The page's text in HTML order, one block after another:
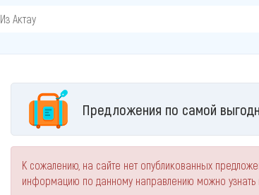
Из Актау
Предложения по самой
К сожалению, на сайте нет опубликованных
информацию по данному направлению можно узнать